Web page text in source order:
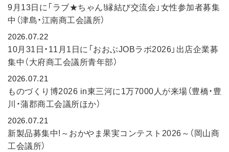
9月13日に「ラブ★ちゃん!縁結び交流会」女性参加者募集
中（津島・江南商工会議所）
2026.07.22
10月31日・11月1日に「おおぶJOBラボ2026」出店企業募
集中（大府商工会議所青年部）
2026.07.21
ものづくり博2026 in東三河に1万7000人が来場（豊橋・豊
川・蒲郡商工会議所ほか）
2026.07.21
新製品募集中!～おかやま果実コンテスト2026～（岡山商
工会議所）